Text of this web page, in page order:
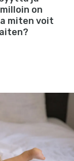
on
miten voit